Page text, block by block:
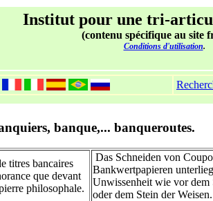
Institut pour une tri-
(contenu spécifique au site
Conditions d'utilisation.
banque,... banqueroutes.
titres bancaires
que devant
philosophale.
Das Schneiden von
Bankwertpapieren
Unwissenheit wie vor dem
oder dem Stein der Weisen.